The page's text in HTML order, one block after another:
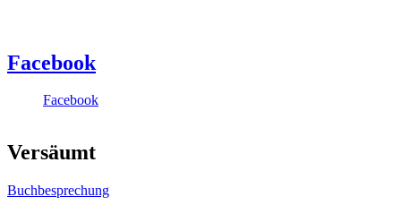
Facebook
Facebook
Versäumt
Buchbesprechung